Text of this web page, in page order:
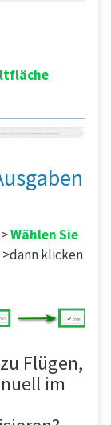
>Wählen Sie
klicken
Flügen,
im